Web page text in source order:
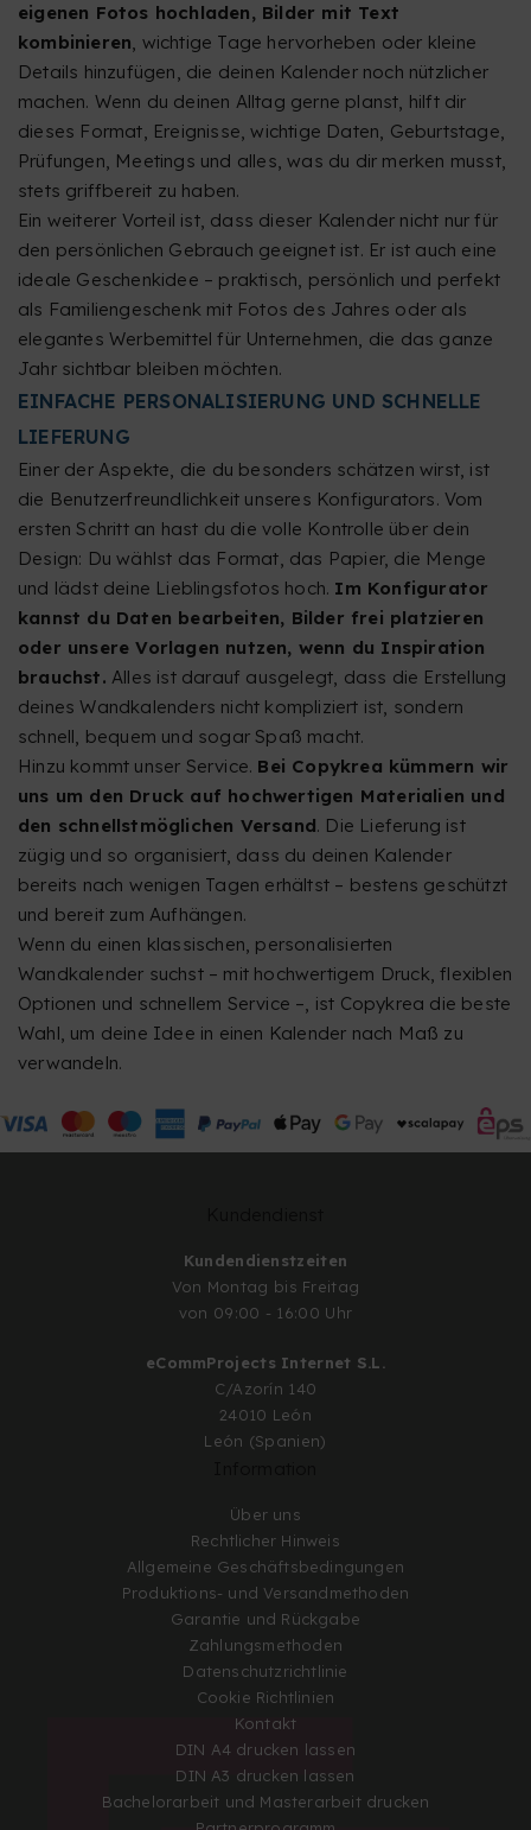
eigenen Fotos hochladen, Bilder mit Text
kombinieren, wichtige Tage hervorheben oder kleine
Details hinzufügen, die deinen Kalender noch nützlicher
machen. Wenn du deinen Alltag gerne planst, hilft dir
dieses Format, Ereignisse, wichtige Daten, Geburtstage,
Prüfungen, Meetings und alles, was du dir merken musst,
stets griffbereit zu haben.
Ein weiterer Vorteil ist, dass dieser Kalender nicht nur für
den persönlichen Gebrauch geeignet ist. Er ist auch eine
ideale Geschenkidee – praktisch, persönlich und perfekt
als Familiengeschenk mit Fotos des Jahres oder als
elegantes Werbemittel für Unternehmen, die das ganze
Jahr sichtbar bleiben möchten.
EINFACHE PERSONALISIERUNG UND SCHNELLE
LIEFERUNG
Einer der Aspekte, die du besonders schätzen wirst, ist
die Benutzerfreundlichkeit unseres Konfigurators. Vom
ersten Schritt an hast du die volle Kontrolle über dein
Design: Du wählst das Format, das Papier, die Menge
und lädst deine Lieblingsfotos hoch. Im Konfigurator
kannst du Daten bearbeiten, Bilder frei platzieren
oder unsere Vorlagen nutzen, wenn du Inspiration
brauchst. Alles ist darauf ausgelegt, dass die Erstellung
deines Wandkalenders nicht kompliziert ist, sondern
schnell, bequem und sogar Spaß macht.
Hinzu kommt unser Service. Bei Copykrea kümmern wir
uns um den Druck auf hochwertigen Materialien und
den schnellstmöglichen Versand. Die Lieferung ist
zügig und so organisiert, dass du deinen Kalender
bereits nach wenigen Tagen erhältst – bestens geschützt
und bereit zum Aufhängen.
Wenn du einen klassischen, personalisierten
Wandkalender suchst – mit hochwertigem Druck, flexiblen
Optionen und schnellem Service –, ist Copykrea die beste
Wahl, um deine Idee in einen Kalender nach Maß zu
verwandeln.
Kundendienstzeiten
Von Montag bis Freitag
von 09:00 - 16:00 Uhr
eCommProjects Internet S.L.
C/Azorín 140
24010 León
León (Spanien)
Über uns
Rechtlicher Hinweis
Allgemeine Geschäftsbedingungen
Produktions- und Versandmethoden
Garantie und Rückgabe
Zahlungsmethoden
Datenschutzrichtlinie
Cookie Richtlinien
Kontakt
DIN A4 drucken lassen
DIN A3 drucken lassen
Bachelorarbeit und Masterarbeit drucken